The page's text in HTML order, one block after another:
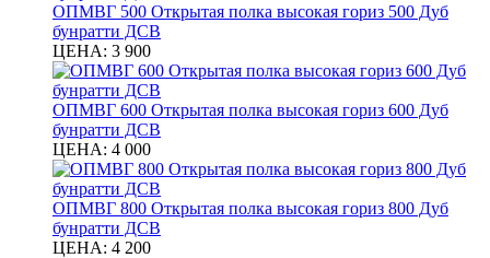
ОПМВГ 500 Открытая полка высокая гориз 500 Дуб
бунратти ДСВ
ЦЕНА: 3 900
ОПМВГ 600 Открытая полка высокая гориз 600 Дуб
бунратти ДСВ
ЦЕНА: 4 000
ОПМВГ 800 Открытая полка высокая гориз 800 Дуб
бунратти ДСВ
ЦЕНА: 4 200